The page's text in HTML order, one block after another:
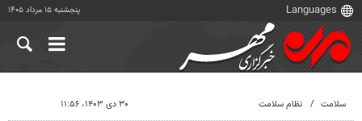
پنجشنبه ۱۵ مرداد ۱۴۰۵
سلامت نظام سلامت ۳۰ دی ۱۴۰۳، ۱۱:۵۶